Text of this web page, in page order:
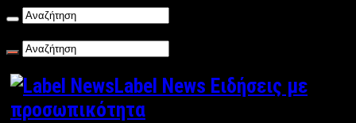
Label News Ειδήσεις με
προσωπικότητα